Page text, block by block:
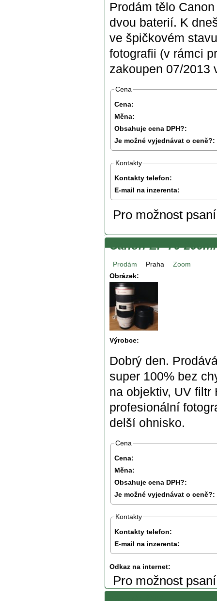
Prodám tělo
dvou baterií. K
ve špičkovém
fotografii (v rámci
zakoupen 07/2013
Cena
Cena:
Měna:
Obsahuje cena DPH?:
Je možné vyjednávat o ceně?:
Kontakty
Kontakty telefon:
E-mail na inzerenta:
Pro možnost
Canon EF 70-
Prodám Praha
Zoom
Obrázek:
Výrobce:
Dobrý den.
super 100% bez
na objektiv, UV
profesionální
delší ohnisko.
Cena
Cena:
Měna:
Obsahuje cena DPH?:
Je možné vyjednávat o ceně?:
Kontakty
Kontakty telefon:
E-mail na inzerenta:
Odkaz na internet:
Pro možnost